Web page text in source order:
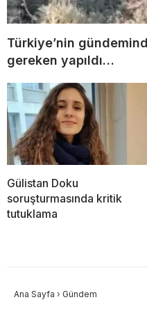
Türkiye’nin
gereken yapıldı…
Gülistan Doku
soruşturmasında kritik
tutuklama
Ana Sayfa › Gündem